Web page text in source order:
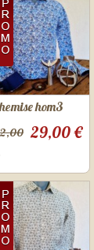
hom3
29,00 €